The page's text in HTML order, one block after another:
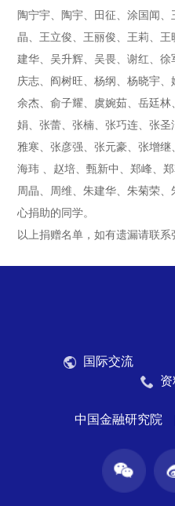
陶宁宇、陶宇、田征、涂国闻
晶、王立俊、王丽俊、王莉、
建华、吴升辉、吴畏、谢红、
庆志、阎树旺、杨纲、杨晓宇、
余杰、俞子耀、虞婉茹、岳廷
娟、张蕾、张楠、张巧连、张
雅寒、张彦强、张元豪、张增
海玮 、赵培、甄新中、郑峰、
周晶、周维、朱建华、朱菊荣
心捐助的同学。
以上捐赠名单，如有遗漏请联系
国际交流
中国金融研究院